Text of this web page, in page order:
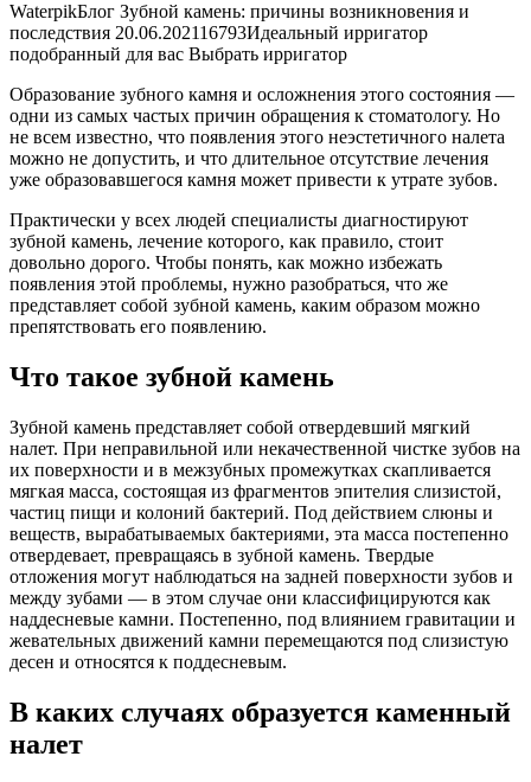
WaterpikБлог Зубной камень: причины возникновения и
последствия 20.06.202116793Идеальный ирригатор
подобранный для вас Выбрать ирригатор
Образование зубного камня и осложнения этого состояния —
одни из самых частых причин обращения к стоматологу. Но
не всем известно, что появления этого неэстетичного налета
можно не допустить, и что длительное отсутствие лечения
уже образовавшегося камня может привести к утрате зубов.
Практически у всех людей специалисты диагностируют
зубной камень, лечение которого, как правило, стоит
довольно дорого. Чтобы понять, как можно избежать
появления этой проблемы, нужно разобраться, что же
представляет собой зубной камень, каким образом можно
препятствовать его появлению.
Что такое зубной камень
Зубной камень представляет собой отвердевший мягкий
налет. При неправильной или некачественной чистке зубов на
их поверхности и в межзубных промежутках скапливается
мягкая масса, состоящая из фрагментов эпителия слизистой,
частиц пищи и колоний бактерий. Под действием слюны и
веществ, вырабатываемых бактериями, эта масса постепенно
отвердевает, превращаясь в зубной камень. Твердые
отложения могут наблюдаться на задней поверхности зубов и
между зубами — в этом случае они классифицируются как
наддесневые камни. Постепенно, под влиянием гравитации и
жевательных движений камни перемещаются под слизистую
десен и относятся к поддесневым.
В каких случаях образуется каменный
налет